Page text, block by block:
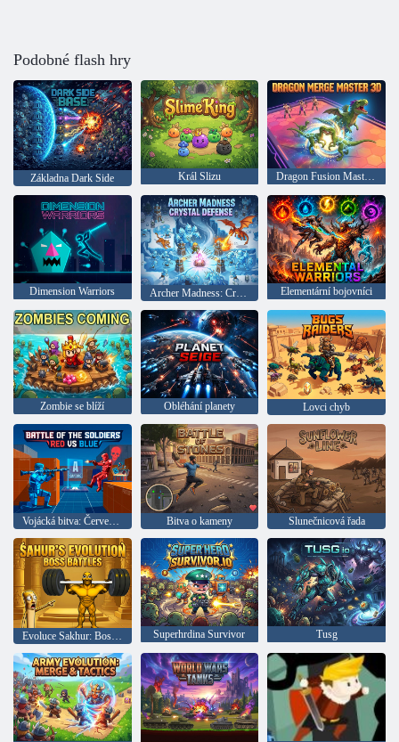
Podobné flash hry
Základna Dark Side Král Slizu Dragon Fusion Master 3D
Dimension Warriors Archer Madness: Crystal Defense Elementární bojovníci
Zombie se blíží Obléhání planety Lovci chyb
Vojácká bitva: Červená vs Modrá Bitva o kameny Slunečnicová řada
Superhrdina Survivor Tusg